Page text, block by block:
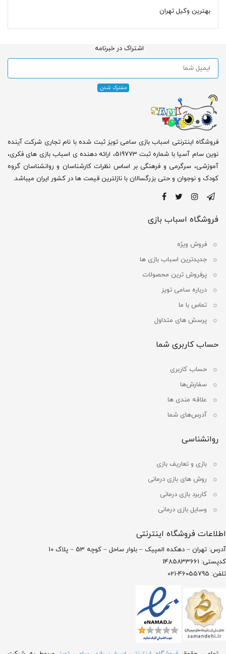
بهترین وکیل تهران
اشتراک در خبرنامه
فروشگاه اینترنتی اسباب بازی سامی تویز ثبت شده با نام تجاری شرکت آینده
نوین سام آسیا با شماره ثبت 519773، ارائه دهنده ی اسباب بازی های فکری،
آموزشی، سرگرمی و فرهنگی بر اساس نظرات کارشناسان و روانشناسان گروه
کودک و نوجوان و حتی بزرگسالان با نازلترین قیمت ها در کشور ایران میباشد.
فروشگاه اسباب بازی
فروش ویژه
جدیدترین اسباب بازی ها
پرفروش ترین محصولات
درباره سامی تویز
تماس با ما
پرسش های متداول
حساب کاربری شما
حساب کاربری
سفارش‌ها
علاقه مندی ها
آدرس‌های شما
روانشناسی
بازی و تعاریف بازی
روش های بازی درمانی
کاربرد بازی درمانی
وسایل بازی درمانی
اطلاعات فروشگاه اینترنتی
آدرس: تهران – دهکده المپیک – بلوار ساحل – کوچه 53 – پلاک 10
کدپستی: 1485833661
تلفن: 46055795-021